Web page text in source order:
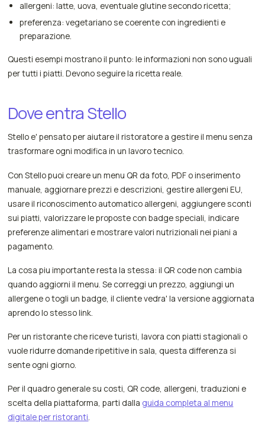
allergeni: latte, uova, eventuale glutine secondo ricetta;
preferenza: vegetariano se coerente con ingredienti e
preparazione.
Questi esempi mostrano il punto: le informazioni non sono uguali
per tutti i piatti. Devono seguire la ricetta reale.
Dove entra Stello
Stello e' pensato per aiutare il ristoratore a gestire il menu senza
trasformare ogni modifica in un lavoro tecnico.
Con Stello puoi creare un menu QR da foto, PDF o inserimento
manuale, aggiornare prezzi e descrizioni, gestire allergeni EU,
usare il riconoscimento automatico allergeni, aggiungere sconti
sui piatti, valorizzare le proposte con badge speciali, indicare
preferenze alimentari e mostrare valori nutrizionali nei piani a
pagamento.
La cosa piu importante resta la stessa: il QR code non cambia
quando aggiorni il menu. Se correggi un prezzo, aggiungi un
allergene o togli un badge, il cliente vedra' la versione aggiornata
aprendo lo stesso link.
Per un ristorante che riceve turisti, lavora con piatti stagionali o
vuole ridurre domande ripetitive in sala, questa differenza si
sente ogni giorno.
Per il quadro generale su costi, QR code, allergeni, traduzioni e
scelta della piattaforma, parti dalla guida completa al menu
digitale per ristoranti.